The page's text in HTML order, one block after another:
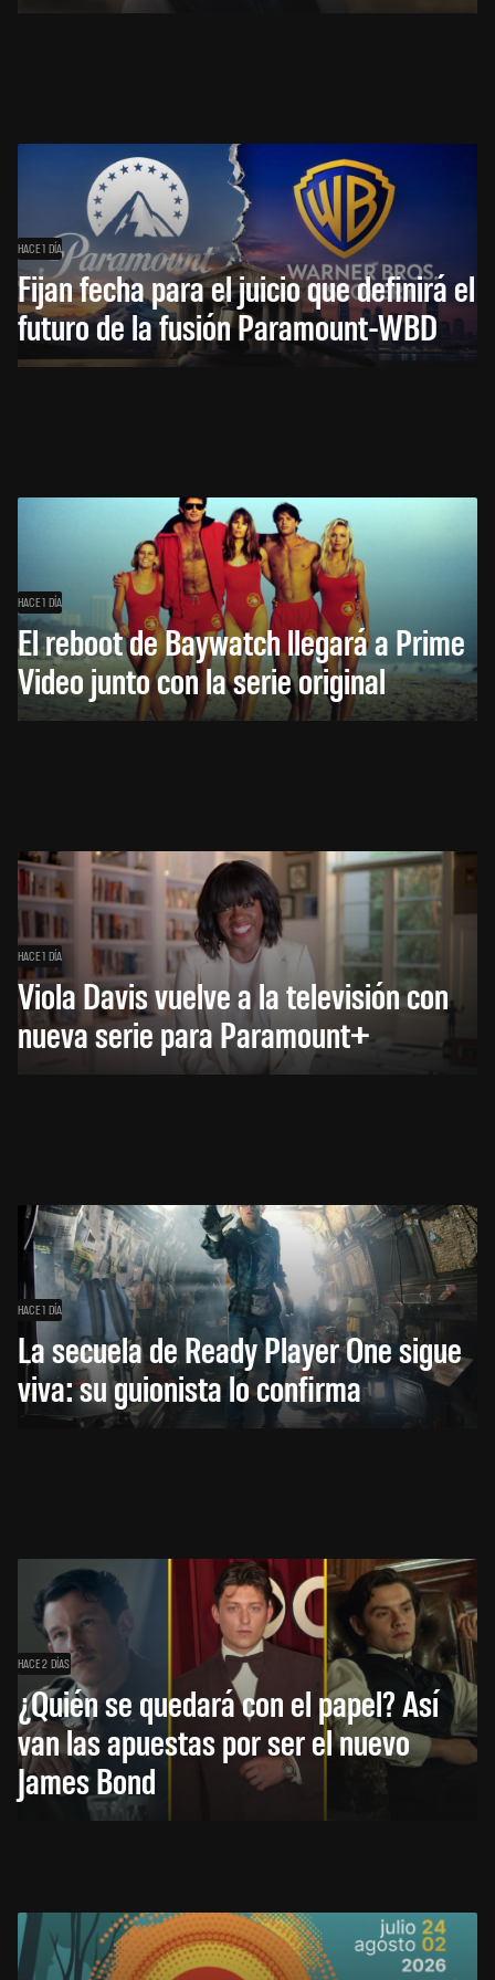
HACE 1 DÍA
Fijan fecha para el juicio que definirá el
futuro de la fusión Paramount-WBD
HACE 1 DÍA
El reboot de Baywatch llegará a Prime
Video junto con la serie original
HACE 1 DÍA
Viola Davis vuelve a la televisión con
nueva serie para Paramount+
HACE 1 DÍA
La secuela de Ready Player One sigue
viva: su guionista lo confirma
HACE 2 DÍAS
¿Quién se quedará con el papel? Así
van las apuestas por ser el nuevo
James Bond